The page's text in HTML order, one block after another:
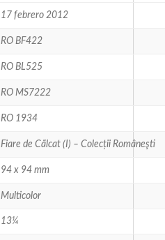
17 febrero 2012
RO BF422
RO BL525
RO MS7222
RO 1934
Fiare de Cãlcat (I) – Colecții Româneşti
94 x 94 mm
Multicolor
13¼